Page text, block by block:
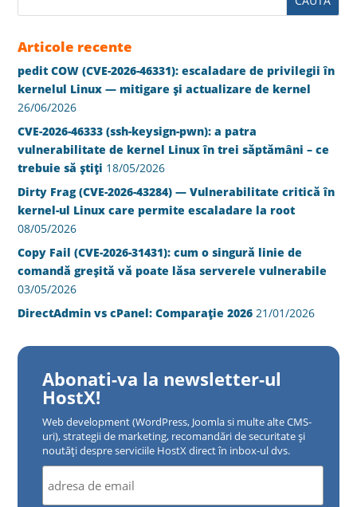
Articole recente
pedit COW (CVE-2026-46331): escaladare de privilegii în
kernelul Linux — mitigare și actualizare de kernel
26/06/2026
CVE-2026-46333 (ssh-keysign-pwn): a patra
vulnerabilitate de kernel Linux în trei săptămâni – ce
trebuie să știți 18/05/2026
Dirty Frag (CVE-2026-43284) — Vulnerabilitate critică în
kernel-ul Linux care permite escaladare la root
08/05/2026
Copy Fail (CVE-2026-31431): cum o singură linie de
comandă greșită vă poate lăsa serverele vulnerabile
03/05/2026
DirectAdmin vs cPanel: Comparație 2026 21/01/2026
Abonati-va la newsletter-ul
HostX!
Web development (WordPress, Joomla si multe alte CMS-
uri), strategii de marketing, recomandări de securitate și
noutăți despre serviciile HostX direct în inbox-ul dvs.